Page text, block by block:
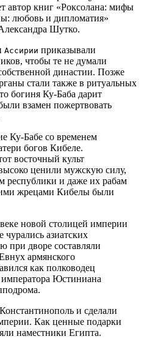
автор книг «Роксолана: мифы
любовь и дипломатия»
Шутко.
Ассирии приказывали
чтобы те не думали
династии. Позже
стали также в ритуальных
богиня Ку-Баба дарит
взамен пожертвовать
Ку-Бабе со временем
богов Кибеле.
восточный культ
ценили мужскую силу,
республики и даже их рабам
жрецами Кибелы были
новой столицей империи
азиатских
дворе составляли
армянского
как полководец
императора Юстиниана
и сделали
Как ценные подарки
наместники Египта.